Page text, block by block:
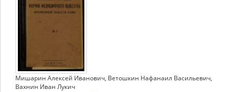
Мишарин Алексей Иванович, Ветошкин Нафанаил Васильевич,
Вахнин Иван Лукич